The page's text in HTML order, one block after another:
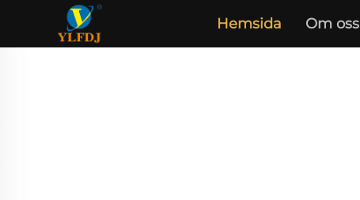
Hemsida Om oss